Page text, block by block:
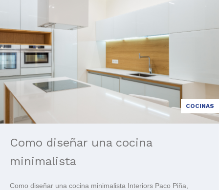
COCINAS
Como diseñar una cocina
minimalista
Como diseñar una cocina minimalista Interiors Paco Piña,